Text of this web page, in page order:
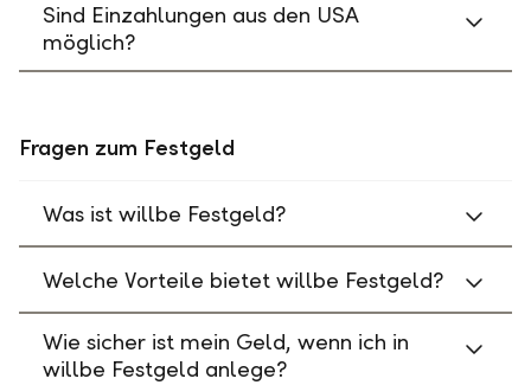
Sind Einzahlungen aus den USA
möglich?
Fragen zum Festgeld
Was ist willbe Festgeld?
Welche Vorteile bietet willbe Festgeld?
Wie sicher ist mein Geld, wenn ich in
willbe Festgeld anlege?